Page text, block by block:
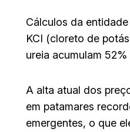
Cálculos da
KCI (cloreto de
ureia acumulam
A alta atual dos
em patamares
emergentes, o que